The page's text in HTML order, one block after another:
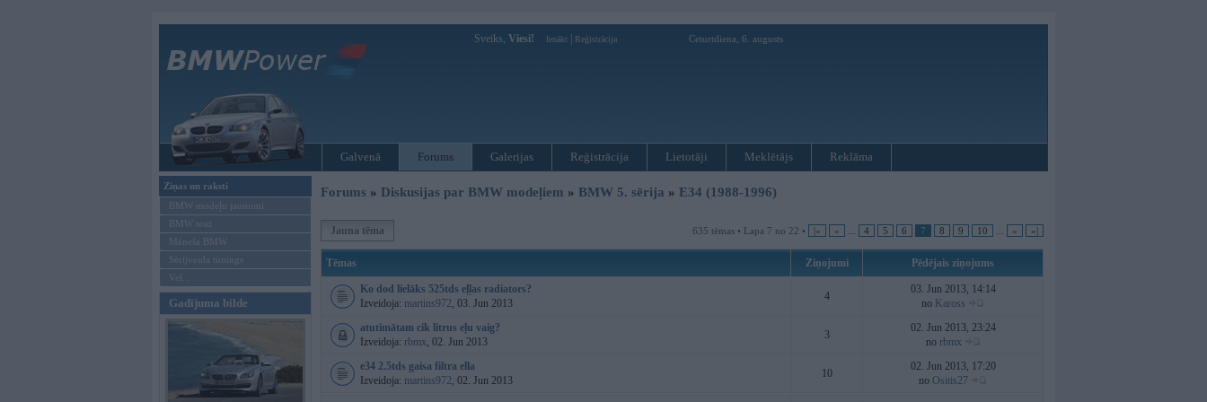
Sveiks, Viesi! Ienākt Reģistrācija Ceturtdiena, 6. augusts
Galvenā Forums Galerijas Reģistrācija Lietotāji Meklētājs Reklāma
Ziņas un raksti
BMW modeļu jaunumi
BMW testi
Mēneša BMW
Sērijveida tūnings
Vel...
Gadījuma bilde
Forums » Diskusijas par BMW modeļiem » BMW 5. sērija » E34 (1988-1996)
Jauna tēma 635 tēmas • Lapa 7 no 22 • |« « 4 5 6 7 8 9 10 » »|
Tēmas Ziņojumi Pēdējais ziņojums
Ko dod lielāks 525tds eļļas radiators?
Izveidoja: martins972, 03. Jun 2013
4
03. Jun 2013, 14:14
no Kaross
atutimātam cik litrus eļu vaig?
Izveidoja: rbmx, 02. Jun 2013
3
02. Jun 2013, 23:24
no rbmx
e34 2.5tds gaisa filtra ella
Izveidoja: martins972, 02. Jun 2013
10
02. Jun 2013, 17:20
no Ositis27